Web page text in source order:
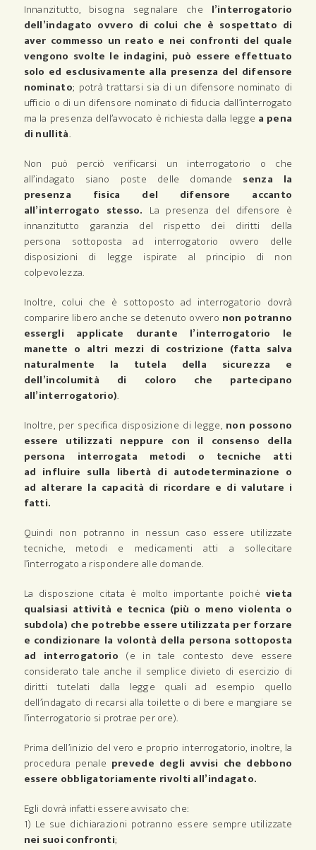
Innanzitutto, bisogna segnalare che l’interrogatorio
dell’indagato ovvero di colui che è sospettato di
aver commesso un reato e nei confronti del quale
vengono svolte le indagini, può essere effettuato
solo ed esclusivamente alla presenza del difensore
nominato; potrà trattarsi sia di un difensore nominato di
ufficio o di un difensore nominato di fiducia dall’interrogato
ma la presenza dell’avvocato è richiesta dalla legge a pena
di nullità.
Non può perciò verificarsi un interrogatorio o che
all’indagato siano poste delle domande senza la
presenza fisica del difensore accanto
all’interrogato stesso. La presenza del difensore è
innanzitutto garanzia del rispetto dei diritti della
persona sottoposta ad interrogatorio ovvero delle
disposizioni di legge ispirate al principio di non
colpevolezza.
Inoltre, colui che è sottoposto ad interrogatorio dovrà
comparire libero anche se detenuto ovvero non potranno
essergli applicate durante l’interrogatorio le
manette o altri mezzi di costrizione (fatta salva
naturalmente la tutela della sicurezza e
dell’incolumità di coloro che partecipano
all’interrogatorio).
Inoltre, per specifica disposizione di legge, non possono
essere utilizzati neppure con il consenso della
persona interrogata metodi o tecniche atti
ad influire sulla libertà di autodeterminazione o
ad alterare la capacità di ricordare e di valutare i
fatti.
Quindi non potranno in nessun caso essere utilizzate
tecniche, metodi e medicamenti atti a sollecitare
l’interrogato a rispondere alle domande.
La disposzione citata è molto importante poiché vieta
qualsiasi attività e tecnica (più o meno violenta o
subdola) che potrebbe essere utilizzata per forzare
e condizionare la volontà della persona sottoposta
ad interrogatorio (e in tale contesto deve essere
considerato tale anche il semplice divieto di esercizio di
diritti tutelati dalla legge quali ad esempio quello
dell’indagato di recarsi alla toilette o di bere e mangiare se
l’interrogatorio si protrae per ore).
Prima dell’inizio del vero e proprio interrogatorio, inoltre, la
procedura penale prevede degli avvisi che debbono
essere obbligatoriamente rivolti all’indagato.
Egli dovrà infatti essere avvisato che:
1) Le sue dichiarazioni potranno essere sempre utilizzate
nei suoi confronti;